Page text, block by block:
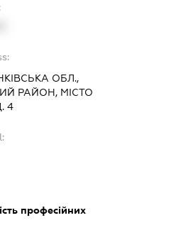
ОБЛ.,
РАЙОН, МІСТО
4
професійних